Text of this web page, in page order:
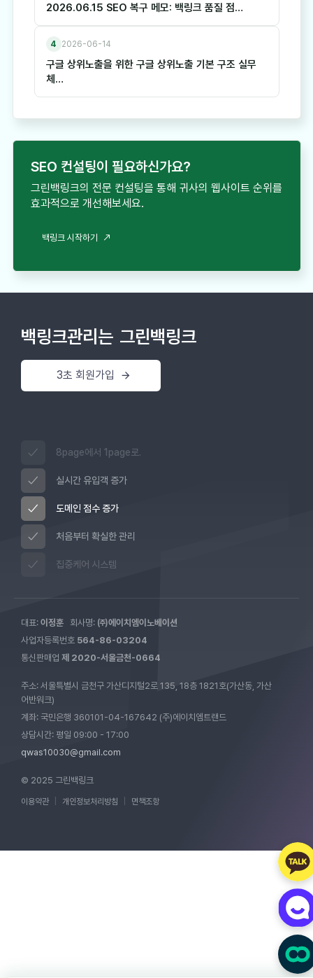
2026.06.15 SEO 복구 메모: 백링크 품질 점…
4 2026-06-14
구글 상위노출을 위한 구글 상위노출 기본 구조 실무
체…
SEO 컨설팅이 필요하신가요?
그린백링크의 전문 컨설팅을 통해 귀사의 웹사이트 순위를
효과적으로 개선해보세요.
백링크 시작하기
백링크관리는 그린백링크
3초 회원가입
8page에서 1page로.
실시간 유입객 증가
도메인 점수 증가
처음부터 확실한 관리
집중케어 시스템
대표: 이정훈 회사명: ㈜에이치엠이노베이션
사업자등록번호 564-86-03204
통신판매업 제 2020-서울금천-0664
주소: 서울특별시 금천구 가산디지털2로 135, 18층 1821호(가산동, 가산
어반워크)
계좌: 국민은행 360101-04-167642 (주)에이치엠트랜드
상담시간: 평일 09:00 - 17:00
qwas10030@gmail.com
© 2025 그린백링크
이용약관 개인정보처리방침 면책조항